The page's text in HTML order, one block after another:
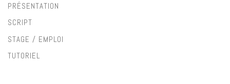
PRÉSENTATION
SCRIPT
STAGE / EMPLOI
TUTORIEL